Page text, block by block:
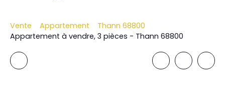
Vente Appartement
Thann 68800
Appartement à vendre, 3 pièces - Thann 68800